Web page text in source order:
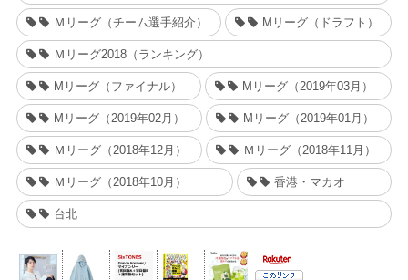
Ｍリーグ（チーム選手紹介） Mリーグ（ドラフト）
Ｍリーグ2018（ランキング）
Mリーグ（ファイナル） Mリーグ（2019年03月）
Mリーグ（2019年02月） Mリーグ（2019年01月）
Ｍリーグ（2018年12月） Ｍリーグ（2018年11月）
Ｍリーグ（2018年10月） 香港・マカオ
台北